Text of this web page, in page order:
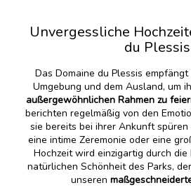
Unvergessliche
du Plessis
Das Domaine du Plessis
Umgebung und dem Ausland, um
außergewöhnlichen Rahmen zu
berichten regelmäßig von den
sie bereits bei ihrer Ankunft spüren
eine intime Zeremonie oder eine
Hochzeit wird einzigartig durch die
natürlichen Schönheit des Parks,
unseren